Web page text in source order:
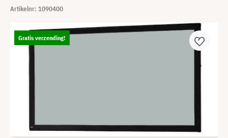
Artikelnr: 1090400
Gratis verzending!